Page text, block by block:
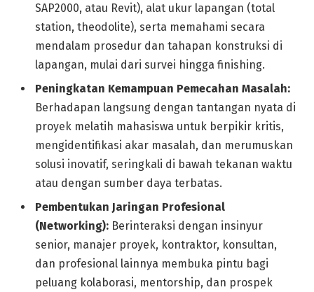
SAP2000, atau Revit), alat ukur lapangan (total
station, theodolite), serta memahami secara
mendalam prosedur dan tahapan konstruksi di
lapangan, mulai dari survei hingga finishing.
Peningkatan Kemampuan Pemecahan Masalah:
Berhadapan langsung dengan tantangan nyata di
proyek melatih mahasiswa untuk berpikir kritis,
mengidentifikasi akar masalah, dan merumuskan
solusi inovatif, seringkali di bawah tekanan waktu
atau dengan sumber daya terbatas.
Pembentukan Jaringan Profesional
(Networking): Berinteraksi dengan insinyur
senior, manajer proyek, kontraktor, konsultan,
dan profesional lainnya membuka pintu bagi
peluang kolaborasi, mentorship, dan prospek